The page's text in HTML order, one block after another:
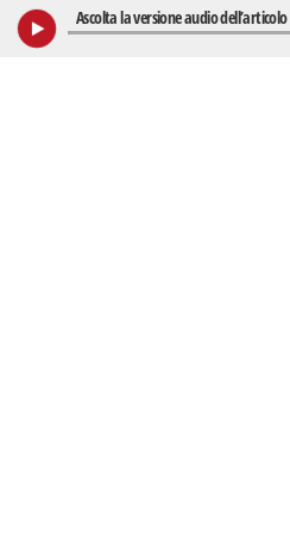
PlayAscolta la versione audio dell’articolo